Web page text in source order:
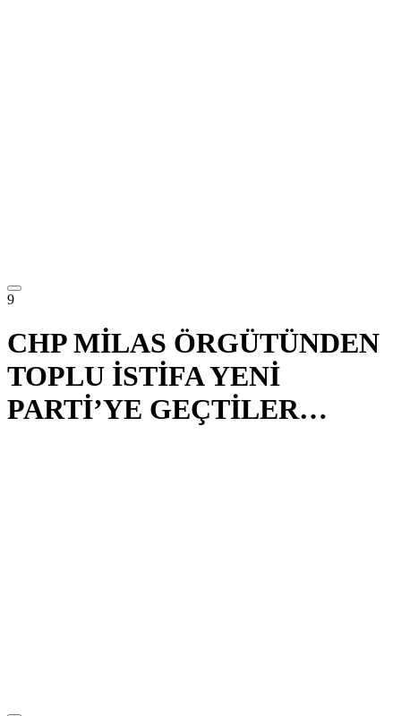
9
CHP MİLAS ÖRGÜTÜNDEN
TOPLU İSTİFA YENİ
PARTİ’YE GEÇTİLER…